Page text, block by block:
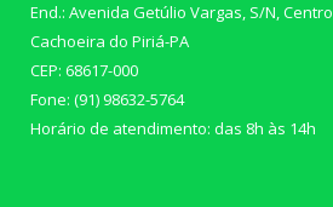
End.: Avenida Getúlio Vargas, S/N, Centro
Cachoeira do Piriá-PA
CEP: 68617-000
Fone: (91) 98632-5764
Horário de atendimento: das 8h às 14h